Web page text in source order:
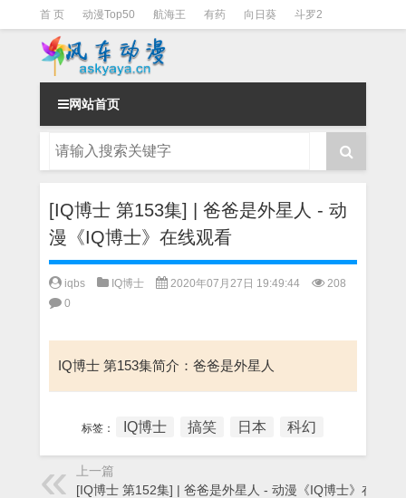
首 页 动漫Top50 航海王 有药 向日葵 斗罗2
斗罗3 火影 一拳超人
网站首页
[IQ博士 第153集] | 爸爸是外星人 - 动
漫《IQ博士》在线观看
iqbs IQ博士 2020年07月27日 19:49:44
208
0
IQ博士 第153集简介：爸爸是外星人
标签： IQ博士 搞笑 日本 科幻
上一篇
[IQ博士 第152集] | 爸爸是外星人 - 动漫《IQ博士》在线观